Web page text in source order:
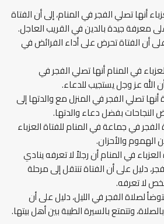
أنها تصلي الفجر في المنام، إلى أن الفتاة
معرفة جيدة بالدين في القريب العاجل.
أن الفتاة تحرض على أداء الفرائض في
في المنام أنها تصلي الفجر في
الله عز وجل يستجيب للدعاء.
أنها تصلي الفجر في المنزل مع والدتها إلى
النجاحات بفضل دعاء والدتها.
في جماعة في المنام للفتاة العزباء
الهموم والأحزان.
في المنام أن رجلاً لا تعرفه ينادي
دليل على أن الفتاة تنتقل إلى مرحلة
لا تعرفه.
تتوضأ لصلاة الفجر في الليل، دليل على أن
وتتمتع بالسيرة الطيبة بين أهل بيتها.